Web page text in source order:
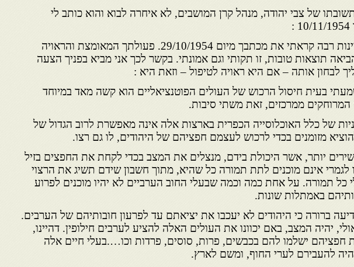
של צבי יהודה, מנהל קרן המושבים, לא איחרה לבוא והוא כותב לי
בהתעניינות רבה קראתי את מכתבך מיום 29/10/1954. פעולתך המאומצת והראויה
תוצאות טובות, זו תקותי וגם אמונתי. בקשר לכך אני מביא בפניך הצעה
לבחון אותה – אם היא ראויה לטיפול – וזאת היא :
בעית חיסול הרכוש של העולים הפוטנציאליים הוא קשה מאד במיוחד
המרוחקים ממרכזים, זאת משתי סיבות.
של כלל האוכלוסייה הכפרית בארצות אלה אינה מאפשרת לרוב הגדול של
מזומנים בכדי לרכוש לעצמם חפציהם של היהודים, לו גם רצו.
יותר, אשר היכולת בידם, מנצלים את המצב בכדי לקחת את החפצים בזיל
לגמרי אינם מוכנים לתת תמורה כל שהיא, מתוך חשבון שידם תשיג את הרצוי
כל תמורה. על אחת כמה וכמה שבעלי החוב הערביים לא יהיו מוכנים לפרוע
באמתלות שונות.
ברורה כי היהודים לא יעכבו את יציאתם עד לפרעון חובותיהם של הערבים.
יהיה המצב, באם יכוונו את העולים האלה להציע לערבים חילופין. דהיינו,
חפציהם ישלמו להם בכבשים, פרות, סוסים, פרדות וכו….בעלי חיים אלה
להעבירם לערי החוף, ומשם לארץ.